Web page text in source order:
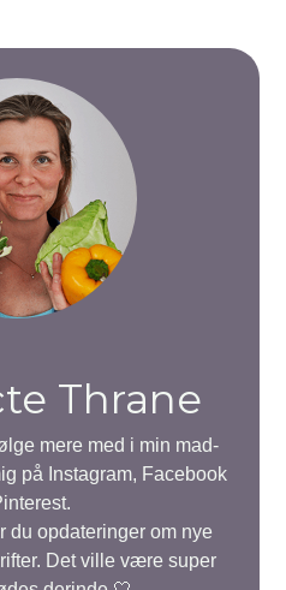
Thrane
mere med i min mad-
på Instagram, Facebook
du opdateringer om nye
Det ville være super